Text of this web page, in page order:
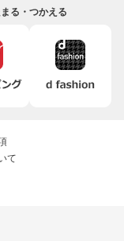
る・つかえる
て